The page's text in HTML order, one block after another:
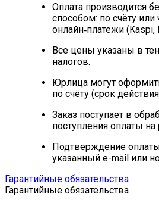
Оплата производится
способом: по счёту или
онлайн‑платежи (Kaspi,
Все цены указаны в
налогов.
Юрлица могут
по счёту (срок
Заказ поступает в
поступления оплаты на
Подтверждение
указанный e-mail или
Гарантийные обязательства
Гарантийные обязательства